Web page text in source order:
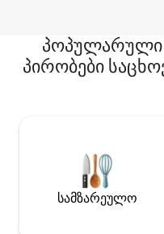
პოპულარული
პირობები
სამზარეულო